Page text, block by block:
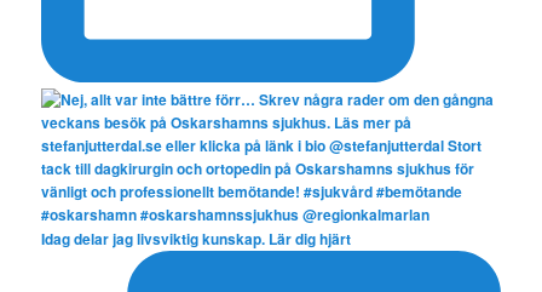
Idag delar jag livsviktig kunskap. Lär dig hjärt